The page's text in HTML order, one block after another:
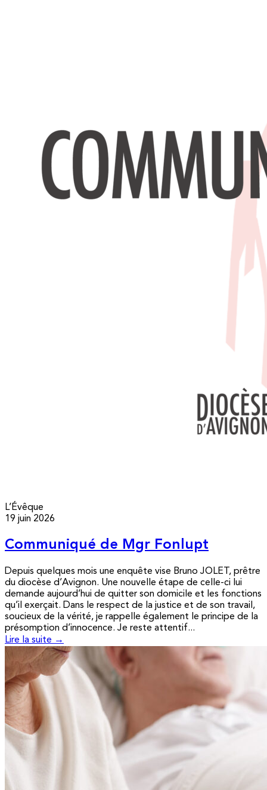
L’Évêque
19 juin 2026
Communiqué de Mgr Fonlupt
Depuis quelques mois une enquête vise Bruno JOLET, prêtre
du diocèse d’Avignon. Une nouvelle étape de celle-ci lui
demande aujourd’hui de quitter son domicile et les fonctions
qu’il exerçait. Dans le respect de la justice et de son travail,
soucieux de la vérité, je rappelle également le principe de la
présomption d’innocence. Je reste attentif...
Lire la suite →